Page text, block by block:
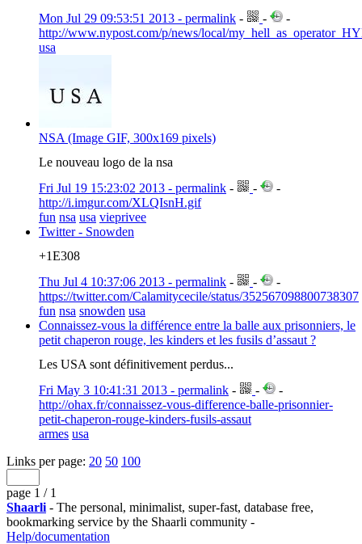
Mon Jul 29 09:53:51 2013 - permalink - -
-
http://www.nypost.com/p/news/local/
usa
NSA (Image GIF, 300x169 pixels)
Le nouveau logo de la nsa
Fri Jul 19 15:23:02 2013 - permalink - -
-
http://i.imgur.com/XLQIsnH.gif
fun nsa usa vieprivee
Twitter - Snowden
+1E308
Thu Jul 4 10:37:06 2013 - permalink - -
-
https://twitter.com/Calamitycecile/status/352567098800738307
fun nsa snowden usa
Connaissez-vous la différence entre la balle aux prisonniers, le
petit chaperon rouge, les kinders et les fusils d’assaut ?
Les USA sont définitivement perdus...
Fri May 3 10:41:31 2013 - permalink - -
-
http://ohax.fr/connaissez-vous-difference-balle-prisonnier-
petit-chaperon-rouge-kinders-fusils-assaut
armes usa
Links per page: 20 50 100
page 1 / 1
Shaarli - The personal, minimalist, super-fast, database free,
bookmarking service by the Shaarli community -
Help/documentation